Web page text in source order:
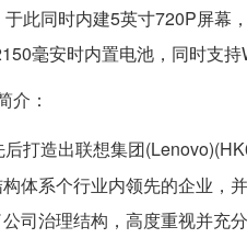
此同时内建5英寸720P屏幕
毫安时内置电池，同时支持
：
造出联想集团
体系个行业内领先的企业，
司治理结构，高度重视并充